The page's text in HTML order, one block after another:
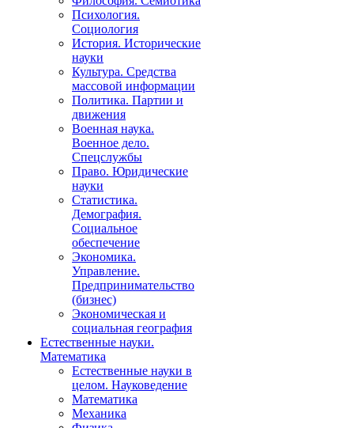
Психология.
Социология
История. Исторические
науки
Культура. Средства
массовой информации
Политика. Партии и
движения
Военная наука.
Военное дело.
Спецслужбы
Право. Юридические
науки
Статистика.
Демография.
Социальное
обеспечение
Экономика.
Управление.
Предпринимательство
(бизнес)
Экономическая и
социальная география
Естественные науки.
Математика
Естественные науки в
целом. Науковедение
Математика
Механика